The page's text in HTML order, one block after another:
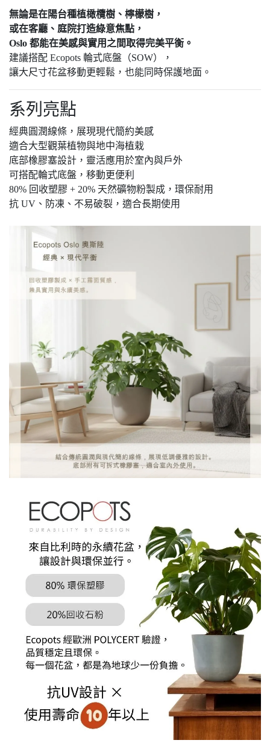
無論是在陽台種植橄欖樹、檸檬樹，
或在客廳、庭院打造綠意焦點，
Oslo 都能在美感與實用之間取得完美平衡。
建議搭配 Ecopots 輪式底盤（SOW），
讓大尺寸花盆移動更輕鬆，也能同時保護地面。
系列亮點
經典圓潤線條，展現現代簡約美感
適合大型觀葉植物與地中海植栽
底部橡膠塞設計，靈活應用於室內與戶外
可搭配輪式底盤，移動更便利
80% 回收塑膠 + 20% 天然礦物粉製成，環保耐用
抗 UV、防凍、不易破裂，適合長期使用